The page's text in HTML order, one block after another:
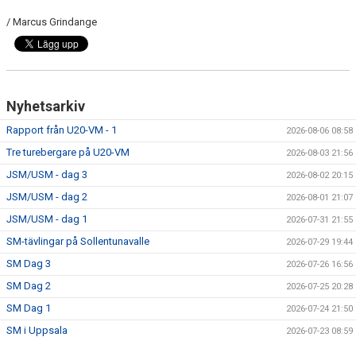
/ Marcus Grindange
Nyhetsarkiv
Rapport från U20-VM - 1 2026-08-06 08:58
Tre turebergare på U20-VM 2026-08-03 21:56
JSM/USM - dag 3 2026-08-02 20:15
JSM/USM - dag 2 2026-08-01 21:07
JSM/USM - dag 1 2026-07-31 21:55
SM-tävlingar på Sollentunavalle 2026-07-29 19:44
SM Dag 3 2026-07-26 16:56
SM Dag 2 2026-07-25 20:28
SM Dag 1 2026-07-24 21:50
SM i Uppsala 2026-07-23 08:59